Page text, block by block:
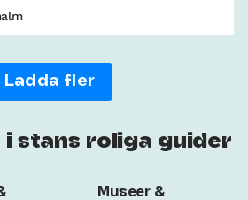
Ladda fler
i stans roliga guider
Museer &